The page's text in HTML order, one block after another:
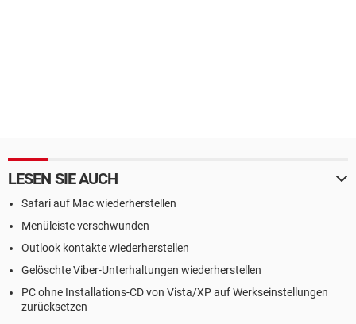
LESEN SIE AUCH
Safari auf Mac wiederherstellen
Menüleiste verschwunden
Outlook kontakte wiederherstellen
Gelöschte Viber-Unterhaltungen wiederherstellen
PC ohne Installations-CD von Vista/XP auf Werkseinstellungen
zurücksetzen